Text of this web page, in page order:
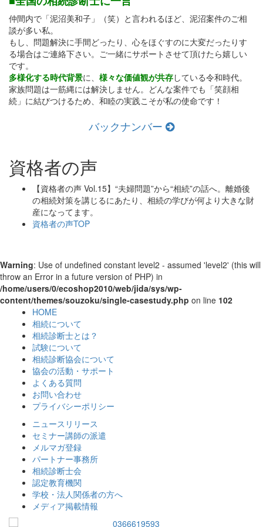
仲間内で「泥沼美和子」（笑）と言われるほど、泥沼案件のご相
談が多い私。
もし、問題解決に手間どったり、心をほぐすのに大変だったりす
る場合はご連絡下さい。ご一緒にサポートさせて頂けたら嬉しい
です。
多様化する時代背景に、 様々な価値観が共存している令和時代。
家族問題は一筋縄には解決しません。どんな案件でも「笑顔相
続」に結びつけるため、和睦の実践こそが私の使命です！
バックナンバー
資格者の声
【資格者の声 Vol.15】“夫婦問題”から“相続”の話へ。離婚後
の相続対策を講じるにあたり、相続の学びが何より大きな財
産になってます。
資格者の声TOP
Warning: Use of undefined constant level2 - assumed 'level2' (this will
throw an Error in a future version of PHP) in
/home/users/0/ecoshop2010/web/jida/sys/wp-
content/themes/souzoku/single-casestudy.php on line 102
HOME
相続について
相続診断士とは？
試験について
相続診断協会について
協会の活動・サポート
よくある質問
お問い合わせ
プライバシーポリシー
ニュースリリース
セミナー講師の派遣
メルマガ登録
パートナー事務所
相続診断士会
認定教育機関
学校・法人関係者の方へ
メディア掲載情報